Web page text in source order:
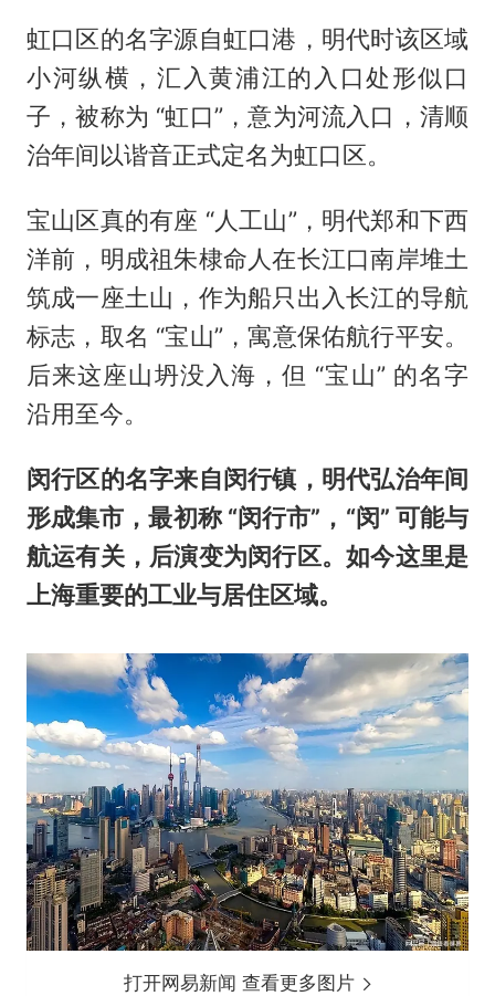
虹口区的名字源自虹口港，明代时该区域
小河纵横，汇入黄浦江的入口处形似口
子，被称为 “虹口”，意为河流入口，清顺
治年间以谐音正式定名为虹口区。
宝山区真的有座 “人工山”，明代郑和下西
洋前，明成祖朱棣命人在长江口南岸堆土
筑成一座土山，作为船只出入长江的导航
标志，取名 “宝山”，寓意保佑航行平安。
后来这座山坍没入海，但 “宝山” 的名字
沿用至今。
闵行区的名字来自闵行镇，明代弘治年间
形成集市，最初称 “闵行市”，“闵” 可能与
航运有关，后演变为闵行区。如今这里是
上海重要的工业与居住区域。
打开网易新闻 查看更多图片